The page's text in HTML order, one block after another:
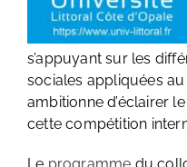
s’appuyant sur les
sociales appliquées
ambitionne d’éclairer
cette compétition